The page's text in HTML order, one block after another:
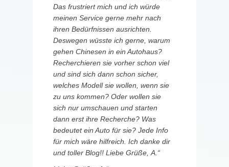
Das frustriert mich und ich würde
meinen Service gerne mehr nach
ihren Bedürfnissen ausrichten.
Deswegen wüsste ich gerne, warum
gehen Chinesen in ein Autohaus?
Recherchieren sie vorher schon viel
und sind sich dann schon sicher,
welches Modell sie wollen, wenn sie
zu uns kommen? Oder wollen sie
sich nur umschauen und starten
dann erst ihre Recherche? Was
bedeutet ein Auto für sie? Jede Info
für mich wäre hilfreich. Ich danke dir
und toller Blog!! Liebe Grüße, A.“